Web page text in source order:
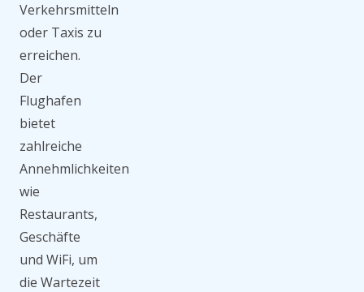
Verkehrsmitteln
oder Taxis zu
erreichen.
Der
Flughafen
bietet
zahlreiche
Annehmlichkeiten
wie
Restaurants,
Geschäfte
und WiFi, um
die Wartezeit